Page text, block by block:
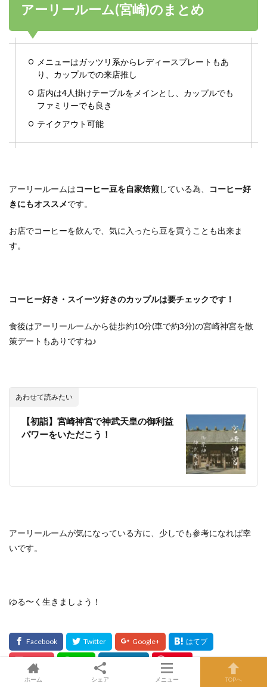
アーリールーム(宮崎)のまとめ
メニューはガッツリ系からレディースプレートもあ
り、カップルでの来店推し
店内は4人掛けテーブルをメインとし、カップルでも
ファミリーでも良き
テイクアウト可能
アーリールームはコーヒー豆を自家焙煎している為、
コーヒー好
きにもオススメです。
お店でコーヒーを飲んで、気に入ったら豆を買うことも出来ま
す。
コーヒー好き・スイーツ好きのカップルは要チェックです！
食後はアーリールームから徒歩約10分(車で約3分)の宮崎神宮を散
策デートもありですね♪
あわせて読みたい
【初詣】宮崎神宮で神武天皇の御利益
パワーをいただこう！
アーリールームが気になっている方に、少しでも参考になれば幸
いです。
ゆる〜く生きましょう！
Save
ホーム シェア メニュー TOPへ